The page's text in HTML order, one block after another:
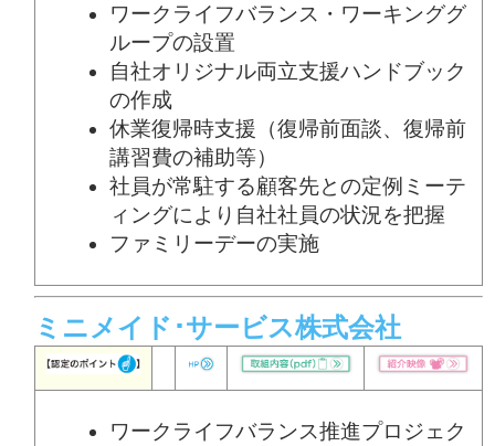
ワークライフバランス・ワーキンググ
ループの設置
自社オリジナル両立支援ハンドブック
の作成
休業復帰時支援（復帰前面談、復帰前
講習費の補助等）
社員が常駐する顧客先との定例ミーテ
ィングにより自社社員の状況を把握
ファミリーデーの実施
ミニメイド･サービス株式会社
ワークライフバランス推進プロジェク